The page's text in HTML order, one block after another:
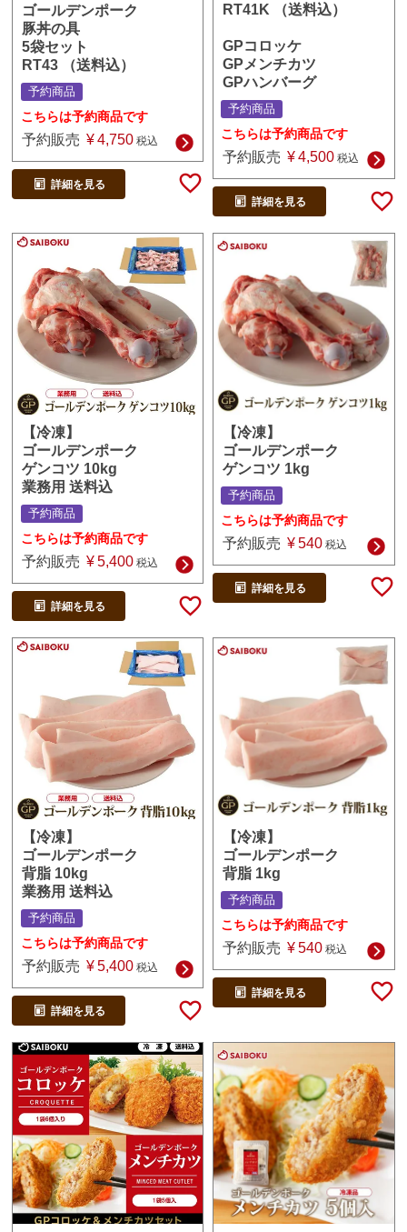
ゴールデンポーク
豚丼の具
5袋セット
RT43 （送料込）
予約商品
こちらは予約商品です
予約販売 ¥ 4,750 税込
詳細を見る
RT41K （送料込）
GPコロッケ
GPメンチカツ
GPハンバーグ
予約商品
こちらは予約商品です
予約販売 ¥4,500 税込
詳細を見る
【冷凍】
ゴールデンポーク
ゲンコツ 10kg
業務用 送料込
予約商品
こちらは予約商品です
予約販売 ¥ 5,400 税込
詳細を見る
【冷凍】
ゴールデンポーク
ゲンコツ 1kg
予約商品
こちらは予約商品です
予約販売 ¥540 税込
詳細を見る
【冷凍】
ゴールデンポーク
背脂 10kg
業務用 送料込
予約商品
こちらは予約商品です
予約販売 ¥ 5,400 税込
詳細を見る
【冷凍】
ゴールデンポーク
背脂 1kg
予約商品
こちらは予約商品です
予約販売 ¥540 税込
詳細を見る